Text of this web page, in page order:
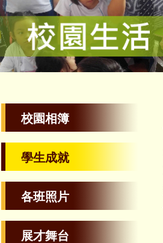
校園相簿
學生成就
各班照片
展才舞台